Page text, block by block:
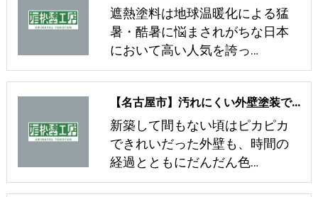
遮熱塗料は地球温暖化による猛
暑・酷暑に悩まされがちな日本
において高い人気を誇っ…
【名古屋市】汚れにくい外壁塗装でコケ・サビ防止！汚れてしまう原因と放置するリスク
新築して間もない頃はピカピカ
できれいだった外壁も、時間の
経過とともにだんだん色…